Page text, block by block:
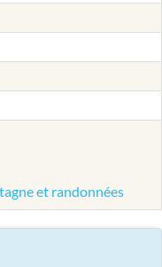
et randonnées